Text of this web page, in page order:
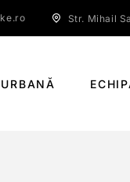
Str. Mihail